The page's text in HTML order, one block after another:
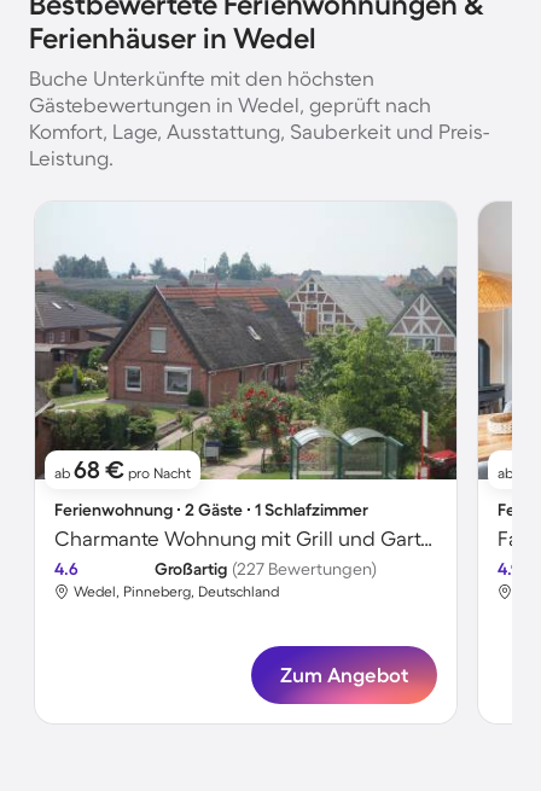
Ferienhäuser in Wedel
Buche Unterkünfte mit den höchsten
Gästebewertungen in Wedel, geprüft nach
Komfort, Lage, Ausstattung, Sauberkeit und Preis-
Leistung.
ab 68 € pro Nacht
Ferienwohnung ∙ 2 Gäste ∙ 1 Schlafzimmer
Charmante Wohnung mit Grill und Garten | Naturblick | Haustiere erlaubt
4.6 Großartig (227 Bewertungen)
Wedel, Pinneberg, Deutschland
Zum Angebot
ab
4.9